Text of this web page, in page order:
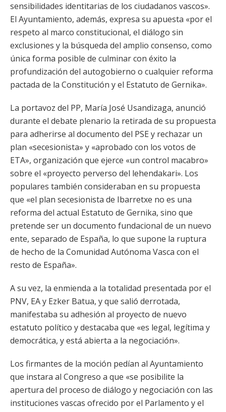
sensibilidades identitarias de los ciudadanos vascos».
El Ayuntamiento, además, expresa su apuesta «por el
respeto al marco constitucional, el diálogo sin
exclusiones y la búsqueda del amplio consenso, como
única forma posible de culminar con éxito la
profundización del autogobierno o cualquier reforma
pactada de la Constitución y el Estatuto de Gernika».
La portavoz del PP, María José Usandizaga, anunció
durante el debate plenario la retirada de su propuesta
para adherirse al documento del PSE y rechazar un
plan «secesionista» y «aprobado con los votos de
ETA», organización que ejerce «un control macabro»
sobre el «proyecto perverso del lehendakari». Los
populares también consideraban en su propuesta
que «el plan secesionista de Ibarretxe no es una
reforma del actual Estatuto de Gernika, sino que
pretende ser un documento fundacional de un nuevo
ente, separado de España, lo que supone la ruptura
de hecho de la Comunidad Autónoma Vasca con el
resto de España».
A su vez, la enmienda a la totalidad presentada por el
PNV, EA y Ezker Batua, y que salió derrotada,
manifestaba su adhesión al proyecto de nuevo
estatuto político y destacaba que «es legal, legítima y
democrática, y está abierta a la negociación».
Los firmantes de la moción pedían al Ayuntamiento
que instara al Congreso a que «se posibilite la
apertura del proceso de diálogo y negociación con las
instituciones vascas ofrecido por el Parlamento y el